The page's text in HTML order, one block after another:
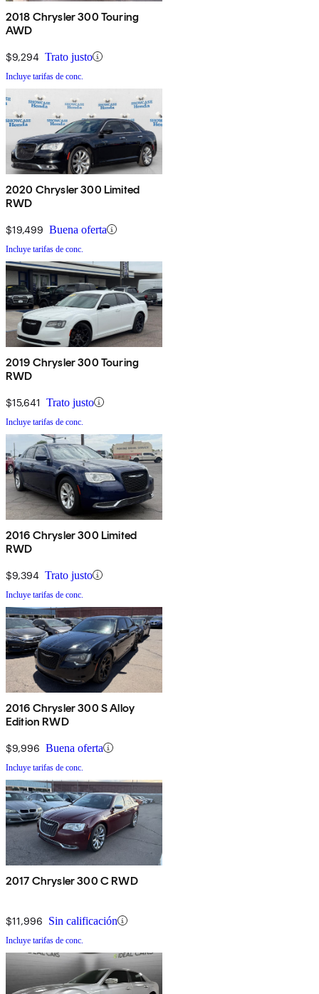
2018 Chrysler 300 Touring
AWD
$9,294 Trato justo
Incluye tarifas de conc.
2020 Chrysler 300 Limited
RWD
$19,499 Buena oferta
Incluye tarifas de conc.
2019 Chrysler 300 Touring
RWD
$15,641 Trato justo
Incluye tarifas de conc.
2016 Chrysler 300 Limited
RWD
$9,394 Trato justo
Incluye tarifas de conc.
2016 Chrysler 300 S Alloy
Edition RWD
$9,996 Buena oferta
Incluye tarifas de conc.
2017 Chrysler 300 C RWD
$11,996 Sin calificación
Incluye tarifas de conc.